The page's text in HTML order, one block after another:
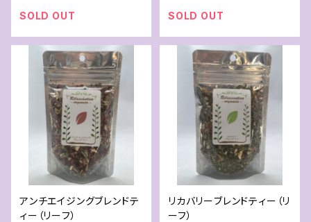
SOLD OUT
SOLD OUT
アンチエイジングブレンドテ
ィー（リーフ）
リカバリーブレンドティー（リ
ーフ）